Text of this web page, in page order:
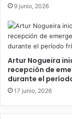
9 junio, 2026
Artur Nogueira
recepción de
durante el
17 junio, 2026